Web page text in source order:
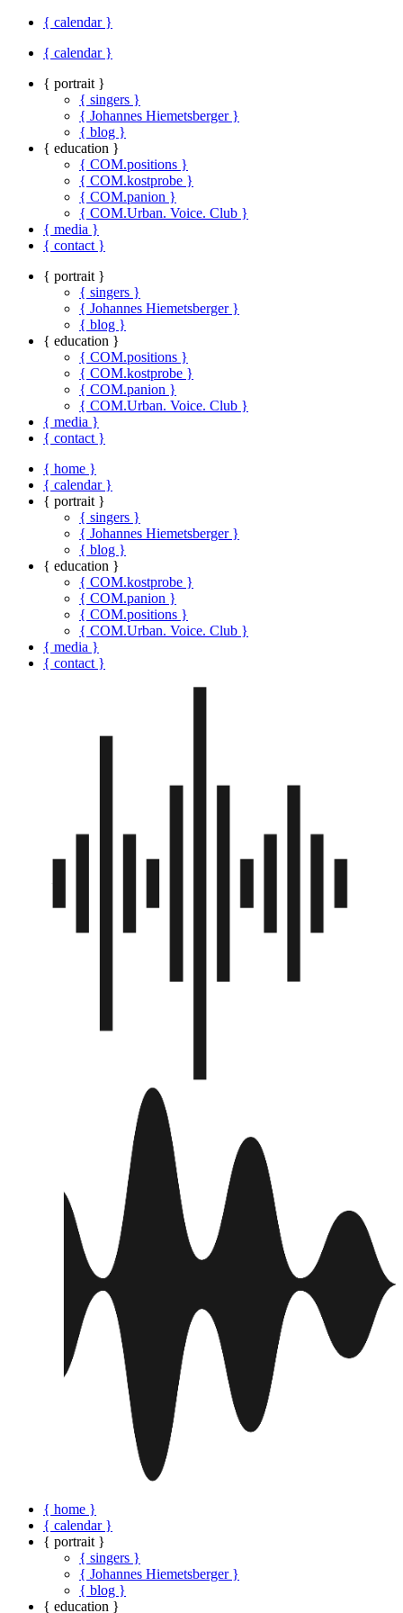
{ calendar }
{ calendar }
{ portrait }
{ singers }
{ Johannes Hiemetsberger }
{ blog }
{ education }
{ COM.positions }
{ COM.kostprobe }
{ COM.panion }
{ COM.Urban. Voice. Club }
{ media }
{ contact }
{ portrait }
{ singers }
{ Johannes Hiemetsberger }
{ blog }
{ education }
{ COM.positions }
{ COM.kostprobe }
{ COM.panion }
{ COM.Urban. Voice. Club }
{ media }
{ contact }
{ home }
{ calendar }
{ portrait }
{ singers }
{ Johannes Hiemetsberger }
{ blog }
{ education }
{ COM.kostprobe }
{ COM.panion }
{ COM.positions }
{ COM.Urban. Voice. Club }
{ media }
{ contact }
{ home }
{ calendar }
{ portrait }
{ singers }
{ Johannes Hiemetsberger }
{ blog }
{ education }